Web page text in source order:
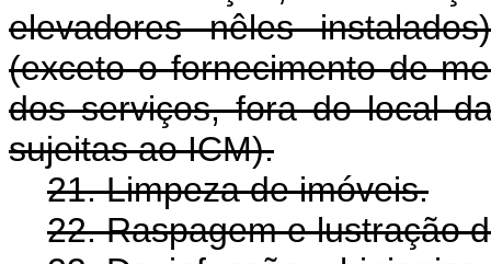
elevadores nêles
(exceto o fornecimento de
dos serviços, fora do local
sujeitas ao ICM).
21. Limpeza de imóveis.
22. Raspagem e lustração